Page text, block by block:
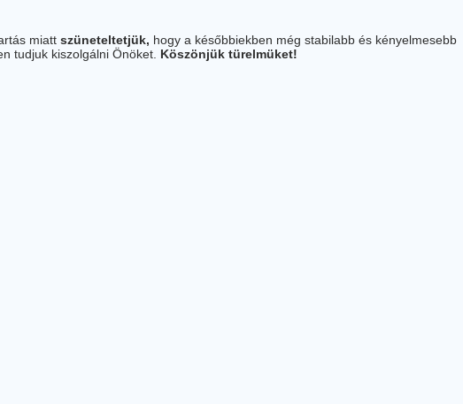
miatt szüneteltetjük, hogy a későbbiekben még stabilabb és kényelmesebb
tudjuk kiszolgálni Önöket. Köszönjük türelmüket!